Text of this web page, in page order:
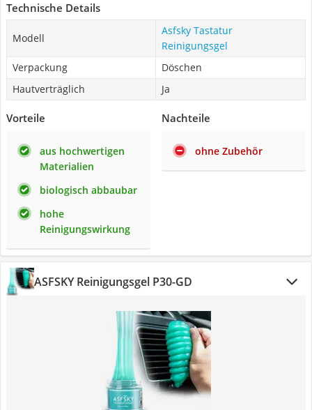
Technische Details
Modell
Asfsky Tastatur
Reinigungsgel
Verpackung
Döschen
Hautverträglich
Ja
Vorteile
aus hochwertigen
Materialien
biologisch abbaubar
hohe
Reinigungswirkung
Nachteile
ohne Zubehör
ASFSKY Reinigungsgel P30-GD